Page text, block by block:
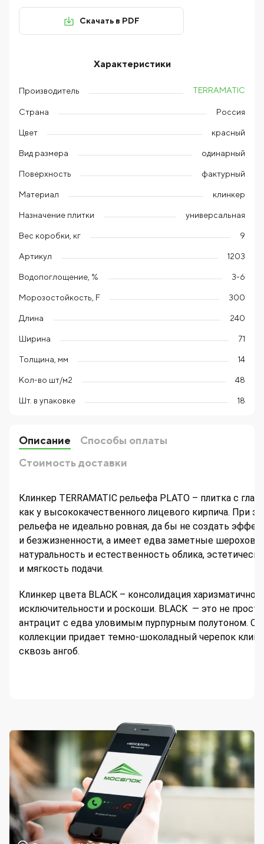
Скачать в PDF
Характеристики
Производитель TERRAMATIC
Страна Россия
Цвет красный
Вид размера одинарный
Поверхность фактурный
Материал клинкер
Назначение плитки универсальная
Вес коробки, кг 9
Артикул 1203
Водопоглощение, % 3-6
Морозостойкость, F 300
Длина 240
Ширина 71
Толщина, мм 14
Кол-во шт/м2 48
Шт. в упаковке 18
Описание
Способы оплаты
Стоимость доставки
Клинкер TERRAMATIC рельефа PLATO – плитка с
как у высококачественного лицевого кирпича. При
рельефа не идеально ровная, да бы не создать
и безжизненности, а имеет едва заметные
натуральность и естественность облика,
и мягкость подачи.
Клинкер цвета BLACK – консолидация
исключительности и роскоши. BLACK — это не
антрацит с едва уловимым пурпурным полутоном.
коллекции придает темно-шоколадный черепок
сквозь ангоб.